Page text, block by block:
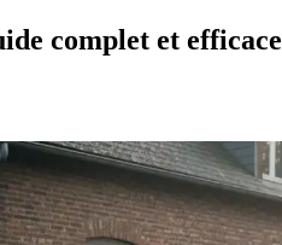
complet et efficace